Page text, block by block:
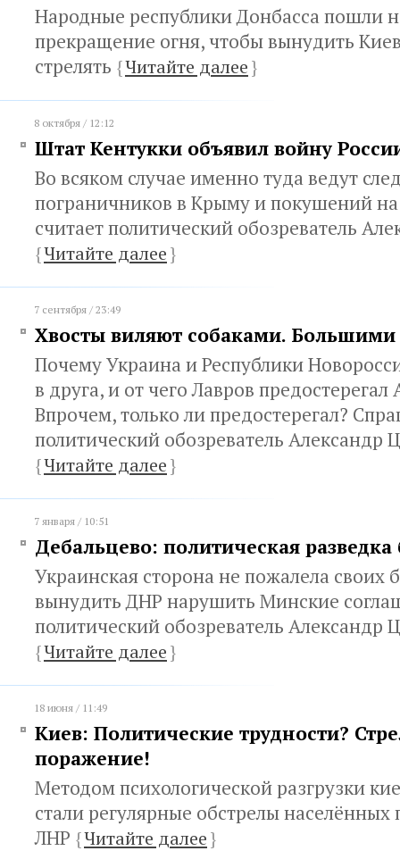
Народные республики Донбасса пошли
прекращение огня, чтобы вынудить
стрелять {Читайте далее}
8 октября / 12:12
Штат Кентукки объявил войну
Во всяком случае именно туда ведут
пограничников в Крыму и покушений
считает политический обозреватель
{Читайте далее}
7 сентября / 23:49
Хвосты виляют собаками. Большими
Почему Украина и Республики
в друга, и от чего Лавров предостерегал
Впрочем, только ли предостерегал?
политический обозреватель Александр
{Читайте далее}
7 января / 10:51
Дебальцево: политическая
Украинская сторона не пожалела своих
вынудить ДНР нарушить Минские
политический обозреватель Александр
{Читайте далее}
18 июня / 11:49
Киев: Политические трудности?
поражение!
Методом психологической разгрузки
стали регулярные обстрелы
ЛНР {Читайте далее}